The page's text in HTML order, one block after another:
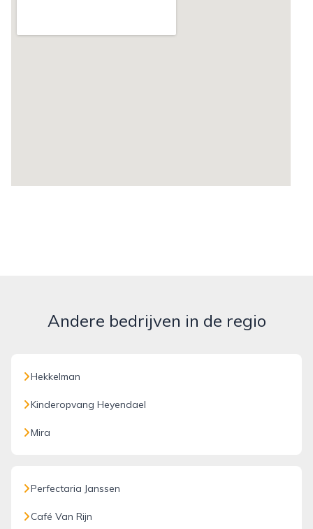
Andere bedrijven in de regio
Hekkelman
Kinderopvang Heyendael
Mira
Perfectaria Janssen
Café Van Rijn